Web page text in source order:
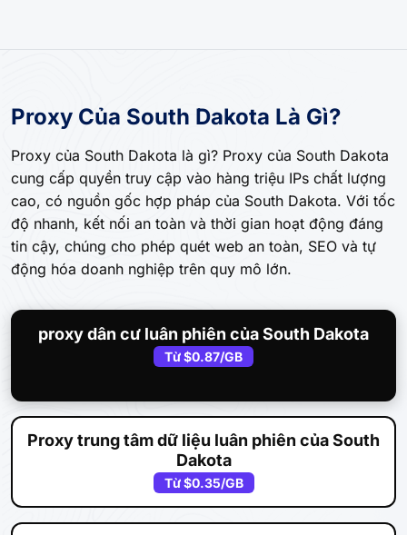
Proxy Của South Dakota Là Gì?
Proxy của South Dakota là gì? Proxy của South Dakota
cung cấp quyền truy cập vào hàng triệu IPs chất lượng
cao, có nguồn gốc hợp pháp của South Dakota. Với tốc
độ nhanh, kết nối an toàn và thời gian hoạt động đáng
tin cậy, chúng cho phép quét web an toàn, SEO và tự
động hóa doanh nghiệp trên quy mô lớn.
proxy dân cư luân phiên của South Dakota
Từ$0.87/GB
Proxy trung tâm dữ liệu luân phiên của South
Dakota
Từ$0.35/GB